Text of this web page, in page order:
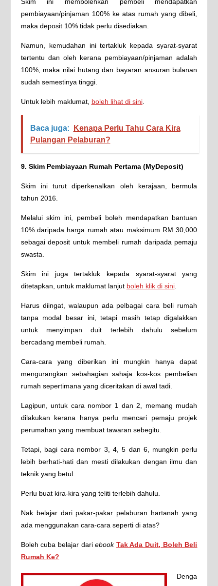
pembiayaan/pinjaman 100% ke atas rumah yang dibeli,
maka deposit 10% tidak perlu disediakan.
Namun, kemudahan ini tertakluk kepada syarat-syarat
tertentu dan oleh kerana pembiayaan/pinjaman adalah
100%, maka nilai hutang dan bayaran ansuran bulanan
sudah semestinya tinggi.
Untuk lebih maklumat, boleh lihat di sini.
Baca juga:
Kenapa Perlu Tahu Cara Kira
Pulangan Pelaburan?
9. Skim Pembiayaan Rumah Pertama (MyDeposit)
Skim ini turut diperkenalkan oleh kerajaan, bermula
tahun 2016.
Melalui skim ini, pembeli boleh mendapatkan bantuan
10% daripada harga rumah atau maksimum RM 30,000
sebagai deposit untuk membeli rumah daripada pemaju
swasta.
Skim ini juga tertakluk kepada syarat-syarat yang
ditetapkan, untuk maklumat lanjut boleh klik di sini.
Harus diingat, walaupun ada pelbagai cara beli rumah
tanpa modal besar ini, tetapi masih tetap digalakkan
untuk menyimpan duit terlebih dahulu sebelum
bercadang membeli rumah.
Cara-cara yang diberikan ini mungkin hanya dapat
mengurangkan sebahagian sahaja kos-kos pembelian
rumah sepertimana yang diceritakan di awal tadi.
Lagipun, untuk cara nombor 1 dan 2, memang mudah
dilakukan kerana hanya perlu mencari pemaju projek
perumahan yang membuat tawaran sebegitu.
Tetapi, bagi cara nombor 3, 4, 5 dan 6, mungkin perlu
lebih berhati-hati dan mesti dilakukan dengan ilmu dan
teknik yang betul.
Perlu buat kira-kira yang teliti terlebih dahulu.
Nak belajar dari pakar-pakar pelaburan hartanah yang
ada menggunakan cara-cara seperti di atas?
Boleh cuba belajar dariebook Tak Ada Duit, Boleh Beli
Rumah Ke?
Denga